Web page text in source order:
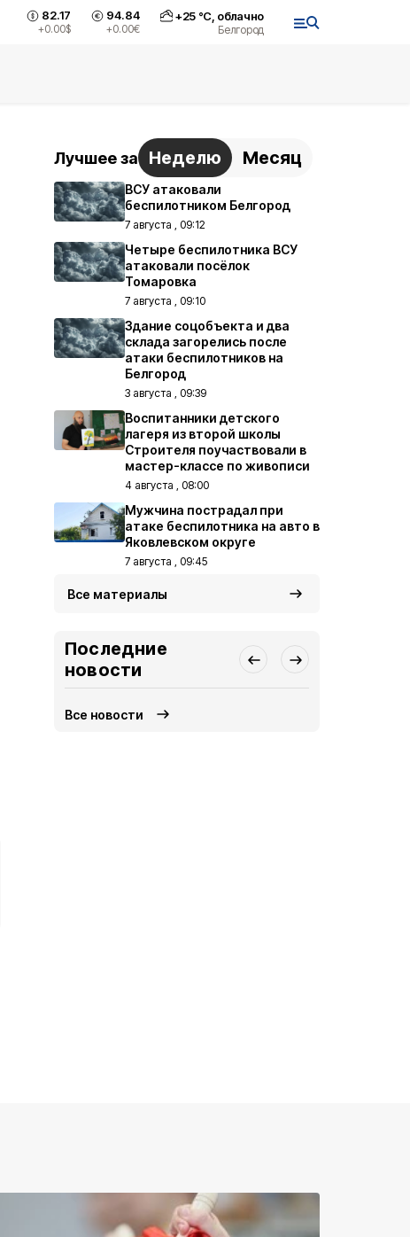
82.17
+0.00$
94.84
+0.00€
+25°С, облачно
Белгород
Лучшее за Неделю Месяц
ВСУ атаковали
беспилотником Белгород
7 августа , 09:12
Четыре беспилотника ВСУ
атаковали посёлок
Томаровка
7 августа , 09:10
Здание соцобъекта и два
склада загорелись после
атаки беспилотников на
Белгород
3 августа , 09:39
Воспитанники детского
лагеря из второй школы
Строителя поучаствовали в
мастер-классе по живописи
4 августа , 08:00
Мужчина пострадал при
атаке беспилотника на авто в
Яковлевском округе
7 августа , 09:45
Все материалы
Последние
новости
Все новости